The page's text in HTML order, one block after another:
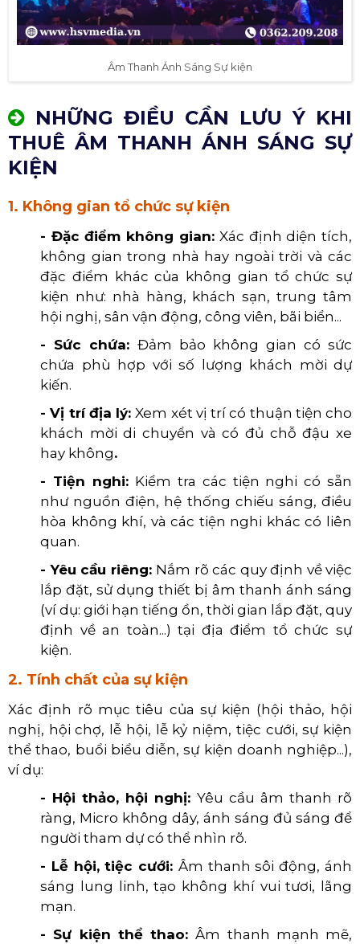
Âm Thanh Ánh Sáng Sự kiện
NHỮNG ĐIỀU CẦN LƯU Ý KHI
THUÊ ÂM THANH ÁNH SÁNG SỰ
KIỆN
1. Không gian tổ chức sự kiện
- Đặc điểm không gian:Xác định diện tích,
không gian trong nhà hay ngoài trời và các
đặc điểm khác của không gian tổ chức sự
kiện như: nhà hàng, khách sạn, trung tâm
hội nghị, sân vận động, công viên, bãi biển...
- Sức chứa: Đảm bảo không gian có sức
chứa phù hợp với số lượng khách mời dự
kiến.
- Vị trí địa lý:Xem xét vị trí có thuận tiện cho
khách mời di chuyển và có đủ chỗ đậu xe
hay không.
- Tiện nghi: Kiểm tra các tiện nghi có sẵn
như nguồn điện, hệ thống chiếu sáng, điều
hòa không khí, và các tiện nghi khác có liên
quan.
- Yêu cầu riêng: Nắm rõ các quy định về việc
lắp đặt, sử dụng thiết bị âm thanh ánh sáng
(ví dụ: giới hạn tiếng ồn, thời gian lắp đặt, quy
định về an toàn...) tại địa điểm tổ chức sự
kiện.
2. Tính chất của sự kiện
Xác định rõ mục tiêu của sự kiện (hội thảo, hội
nghị, hội chợ, lễ hội, lễ kỷ niệm, tiệc cưới, sự kiện
thể thao, buổi biểu diễn, sự kiện doanh nghiệp...),
ví dụ:
- Hội thảo, hội nghị: Yêu cầu âm thanh rõ
ràng, Micro không dây, ánh sáng đủ sáng để
người tham dự có thể nhìn rõ.
- Lễ hội, tiệc cưới: Âm thanh sôi động, ánh
sáng lung linh, tạo không khí vui tươi, lãng
mạn.
- Sự kiện thể thao:Âm thanh mạnh mẽ,